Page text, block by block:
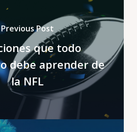
Previous Post
que todo
debe aprender de
la NFL